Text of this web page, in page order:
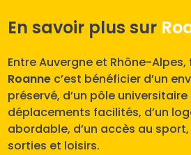
En savoir plus sur
Entre Auvergne et Rhône-Alpes,
Roanne c’est bénéficier d’un
préservé, d’un pôle
déplacements facilités, d’un
abordable, d’un accès au
sorties et loisirs.